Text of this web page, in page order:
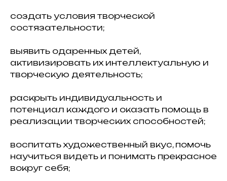
создать условия творческой
состязательности;
выявить одаренных детей,
активизировать их интеллектуальную и
творческую деятельность;
раскрыть индивидуальность и
потенциал каждого и оказать помощь в
реализации творческих способностей;
воспитать художественный вкус, помочь
научиться видеть и понимать прекрасное
вокруг себя;